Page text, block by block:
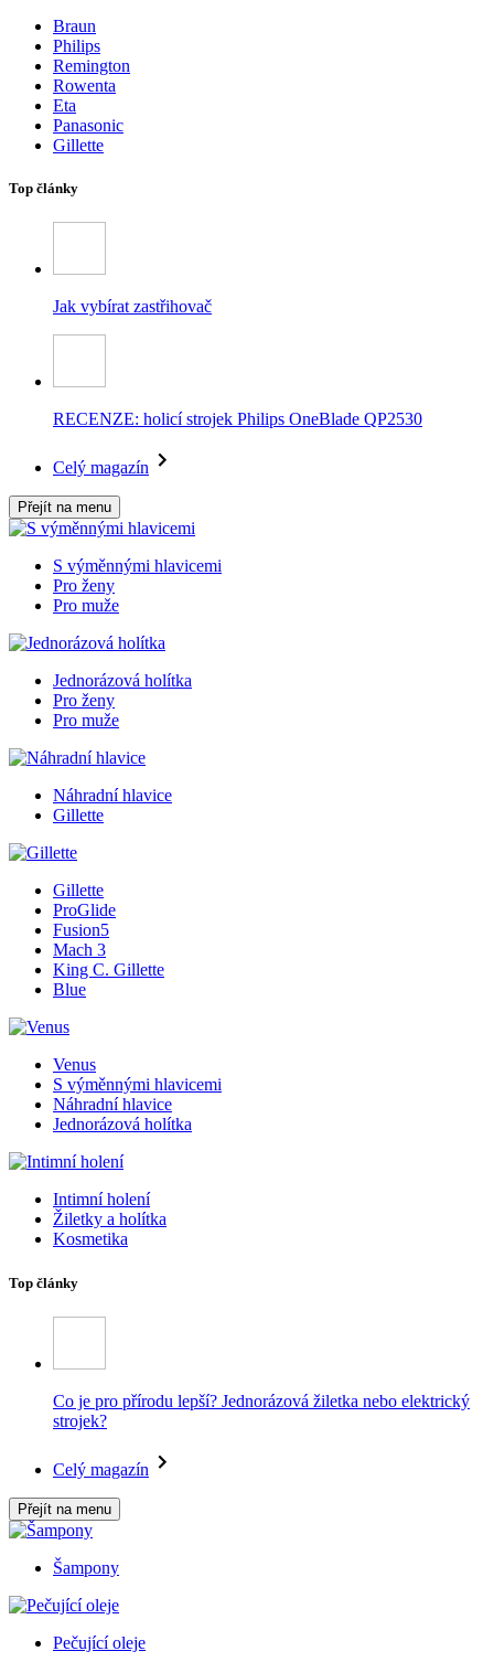
Braun
Philips
Remington
Rowenta
Eta
Panasonic
Gillette
Top články
Jak vybírat zastřihovač
RECENZE: holicí strojek Philips OneBlade QP2530
Celý magazín
Přejít na menu
S výměnnými hlavicemi
Pro ženy
Pro muže
Jednorázová holítka
Pro ženy
Pro muže
Náhradní hlavice
Gillette
Gillette
ProGlide
Fusion5
Mach 3
King C. Gillette
Blue
Venus
S výměnnými hlavicemi
Náhradní hlavice
Jednorázová holítka
Intimní holení
Žiletky a holítka
Kosmetika
Top články
Co je pro přírodu lepší? Jednorázová žiletka nebo elektrický
strojek?
Celý magazín
Přejít na menu
Šampony
Pečující oleje